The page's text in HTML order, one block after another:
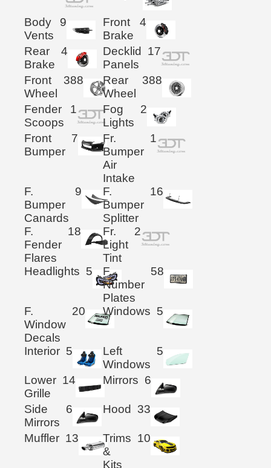
Body
Vents
9
Front
Brake
4
Rear
Brake
4
Decklid
Panels
17
Front
Wheel
388
Rear
Wheel
388
Fender
Scoops
1
Fog
Lights
2
Front
Bumper
7
Fr.
Bumper
Air
Intake
1
F.
Bumper
Canards
9
F.
Bumper
Splitter
16
F.
Fender
Flares
18
Fr.
Light
Tint
2
Headlights 5
F.
Number
Plates
58
F.
Window
Decals
20 Windows 5
Interior 5
Left
Windows
5
Lower
Grille
14 Mirrors 6
Side
Mirrors
6 Hood 33
Muffler 13
Trims
&
Kits
10